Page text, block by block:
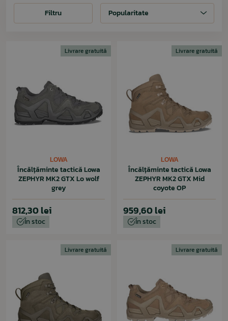
FiltruFiltru Popularitate
Livrare gratuită
LOWA
Încălțăminte tactică Lowa
ZEPHYR MK2 GTX Lo wolf
grey
812,30 lei
În stoc
Livrare gratuită
LOWA
Încălțăminte tactică Lowa
ZEPHYR MK2 GTX Mid
coyote OP
959,60 lei
În stoc
Livrare gratuită Livrare gratuită